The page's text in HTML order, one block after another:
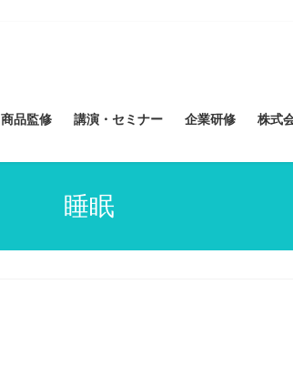
商品監修 講演・セミナー 企業研修 株式
睡眠